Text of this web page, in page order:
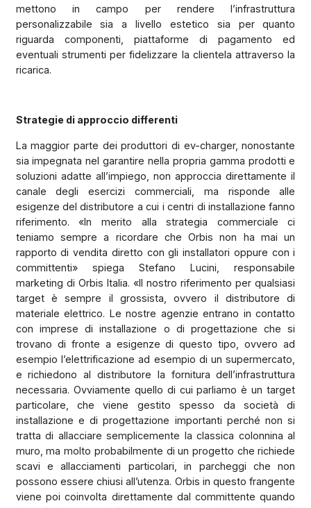
mettono in campo per rendere l’infrastruttura
personalizzabile sia a livello estetico sia per quanto
riguarda componenti, piattaforme di pagamento ed
eventuali strumenti per fidelizzare la clientela attraverso la
ricarica.
Strategie di approccio differenti
La maggior parte dei produttori di ev-charger, nonostante
sia impegnata nel garantire nella propria gamma prodotti e
soluzioni adatte all’impiego, non approccia direttamente il
canale degli esercizi commerciali, ma risponde alle
esigenze del distributore a cui i centri di installazione fanno
riferimento. «In merito alla strategia commerciale ci
teniamo sempre a ricordare che Orbis non ha mai un
rapporto di vendita diretto con gli installatori oppure con i
committenti» spiega Stefano Lucini, responsabile
marketing di Orbis Italia. «Il nostro riferimento per qualsiasi
target è sempre il grossista, ovvero il distributore di
materiale elettrico. Le nostre agenzie entrano in contatto
con imprese di installazione o di progettazione che si
trovano di fronte a esigenze di questo tipo, ovvero ad
esempio l’elettrificazione ad esempio di un supermercato,
e richiedono al distributore la fornitura dell’infrastruttura
necessaria. Ovviamente quello di cui parliamo è un target
particolare, che viene gestito spesso da società di
installazione e di progettazione importanti perché non si
tratta di allacciare semplicemente la classica colonnina al
muro, ma molto probabilmente di un progetto che richiede
scavi e allacciamenti particolari, in parcheggi che non
possono essere chiusi all’utenza. Orbis in questo frangente
viene poi coinvolta direttamente dal committente quando